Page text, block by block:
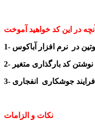
آنچه در این کد خواهید آموخت
نکات و الزامات